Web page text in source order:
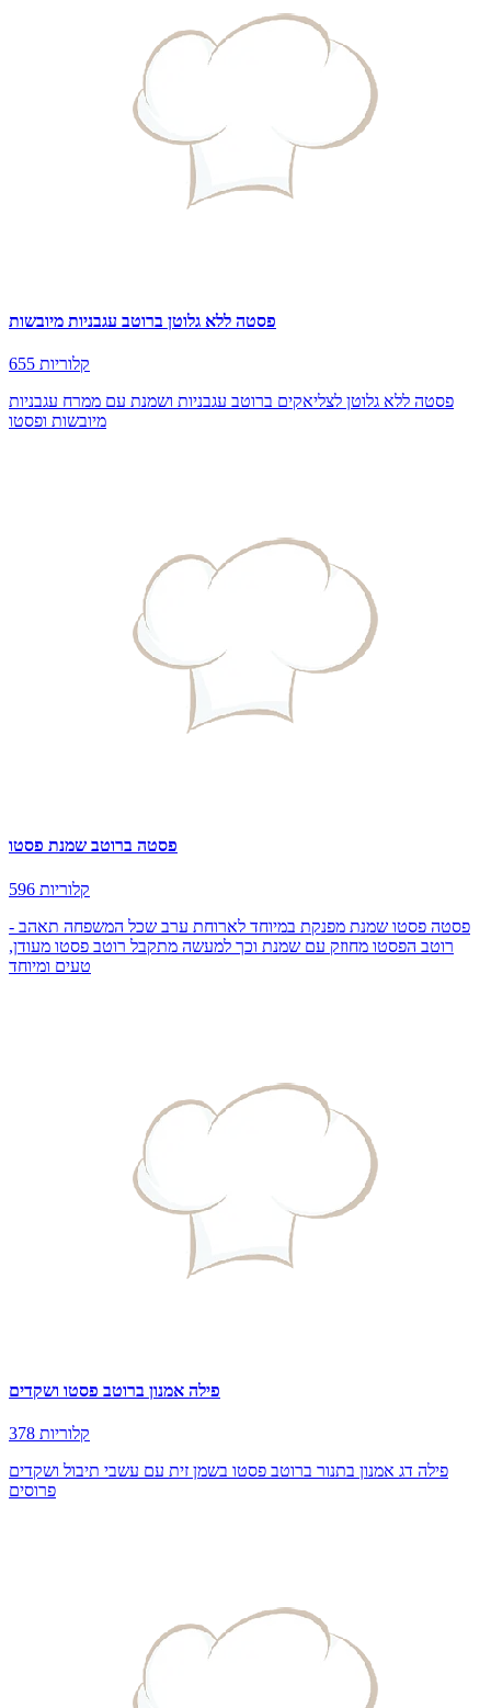
פסטה ללא גלוטן ברוטב עגבניות מיובשות
655 קלוריות
פסטה ללא גלוטן לצליאקים ברוטב עגבניות ושמנת עם ממרח עגבניות
מיובשות ופסטו
פסטה ברוטב שמנת פסטו
596 קלוריות
פסטה פסטו שמנת מפנקת במיוחד לארוחת ערב שכל המשפחה תאהב -
רוטב הפסטו מחוזק עם שמנת וכך למעשה מתקבל רוטב פסטו מעודן,
טעים ומיוחד
פילה אמנון ברוטב פסטו ושקדים
378 קלוריות
פילה דג אמנון בתנור ברוטב פסטו בשמן זית עם עשבי תיבול ושקדים
פרוסים